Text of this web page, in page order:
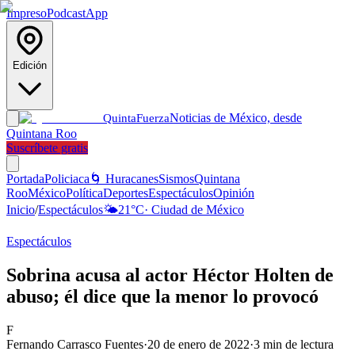
ImpresoPodcastApp
Edición
QuintaFuerzaNoticias de México, desde
Quintana Roo
Suscríbete gratis
PortadaPoliciaca 🌀 HuracanesSismosQuintana
RooMéxicoPolíticaDeportesEspectáculosOpinión
Inicio/Espectáculos🌤️21°C· Ciudad de México
Espectáculos
Sobrina acusa al actor Héctor Holten de
abuso; él dice que la menor lo provocó
F
Fernando Carrasco Fuentes·20 de enero de 2022·3 min de lectura